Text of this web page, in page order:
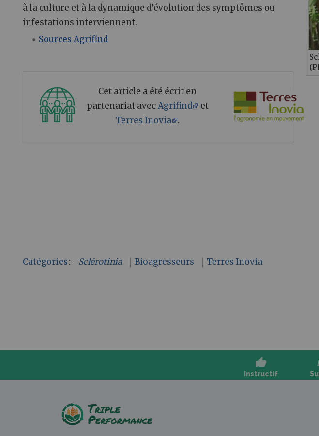
à la culture et à la dynamique d’évolution des symptômes ou
infestations interviennent.
Sources Agrifind
Cet article a été écrit en
partenariat avecAgrifind
et
Terres Inovia
.
Catégories: Sclérotinia Bioagresseurs Terres Inovia
thumb_up
Instructif